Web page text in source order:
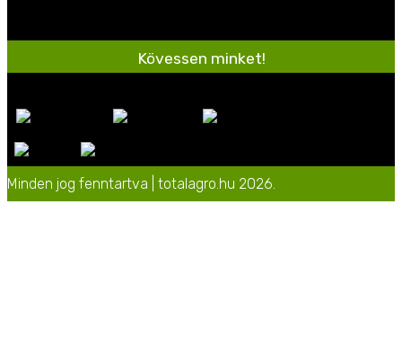
Kövessen minket!
Minden jog fenntartva | totalagro.hu 2026.